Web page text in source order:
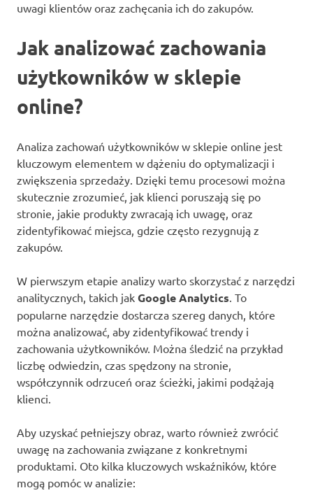
uwagi klientów oraz zachęcania ich do zakupów.
Jak analizować zachowania
użytkowników w sklepie
online?
Analiza zachowań użytkowników w sklepie online jest
kluczowym elementem w dążeniu do optymalizacji i
zwiększenia sprzedaży. Dzięki temu procesowi można
skutecznie zrozumieć, jak klienci poruszają się po
stronie, jakie produkty zwracają ich uwagę, oraz
zidentyfikować miejsca, gdzie często rezygnują z
zakupów.
W pierwszym etapie analizy warto skorzystać z narzędzi
analitycznych, takich jak Google Analytics. To
popularne narzędzie dostarcza szereg danych, które
można analizować, aby zidentyfikować trendy i
zachowania użytkowników. Można śledzić na przykład
liczbę odwiedzin, czas spędzony na stronie,
współczynnik odrzuceń oraz ścieżki, jakimi podążają
klienci.
Aby uzyskać pełniejszy obraz, warto również zwrócić
uwagę na zachowania związane z konkretnymi
produktami. Oto kilka kluczowych wskaźników, które
mogą pomóc w analizie: